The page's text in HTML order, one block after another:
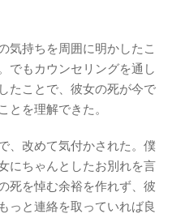
気持ちを周囲に明かしたこ
でもカウンセリングを通し
たことで、彼女の死が今で
とを理解できた。
、改めて気付かされた。僕
にちゃんとしたお別れを言
死を悼む余裕を作れず、彼
っと連絡を取っていれば良